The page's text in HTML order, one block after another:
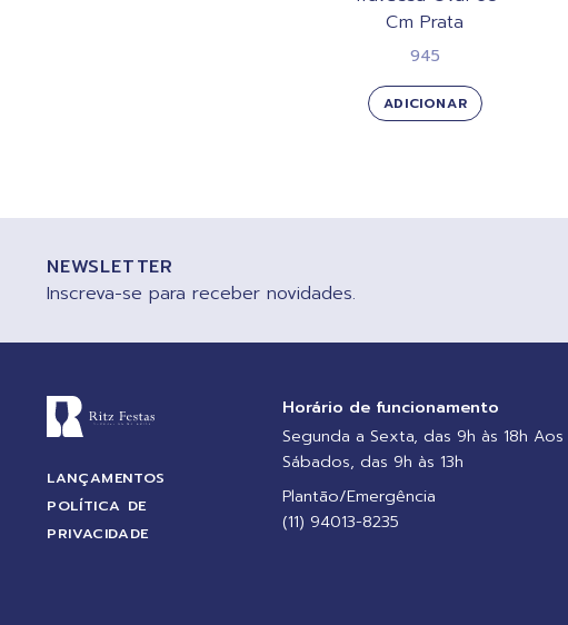
Cm Prata
945
ADICIONAR
NEWSLETTER
Inscreva-se para receber novidades.
LANÇAMENTOS
POLÍTICA DE
PRIVACIDADE
Horário de funcionamento
Segunda a Sexta, das 9h às 18h Aos
Sábados, das 9h às 13h
Plantão/Emergência
(11) 94013-8235